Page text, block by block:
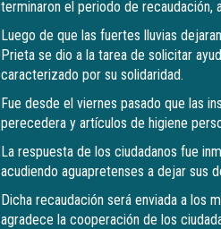
terminaron el periodo de recaudación,
Luego de que las fuertes lluvias
Prieta se dio a la tarea de solicitar
caracterizado por su solidaridad.
Fue desde el viernes pasado que las
perecedera y artículos de higiene
La respuesta de los ciudadanos fue
acudiendo aguapretenses a dejar sus
Dicha recaudación será enviada a los
agradece la cooperación de los